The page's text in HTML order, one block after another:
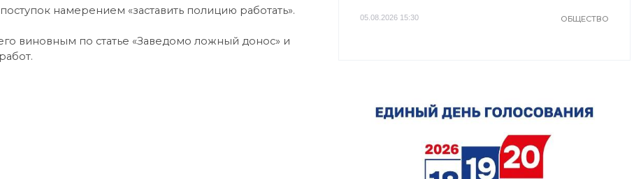
намерением «заставить полицию работать».
виновным по статье «Заведомо ложный донос» и
05.08.2026 15:30 ОБЩЕСТВО